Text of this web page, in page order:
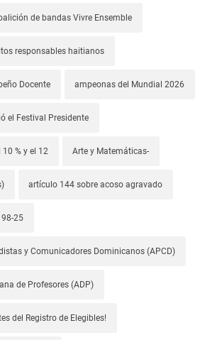
de bandas Vivre Ensemble
responsables haitianos
Docente ampeonas del Mundial 2026
el Festival Presidente
10 % y el 12 Arte y Matemáticas-
artículo 144 sobre acoso agravado
25
y Comunicadores Dominicanos (APCD)
de Profesores (ADP)
del Registro de Elegibles!